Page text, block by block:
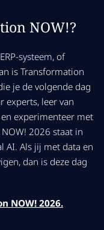
NOW!?
systeem, of
is Transformation
je de volgende dag
experts, leer van
experimenteer met
2026 staat in
AI. Als jij met data en
dan is deze dag
NOW! 2026.